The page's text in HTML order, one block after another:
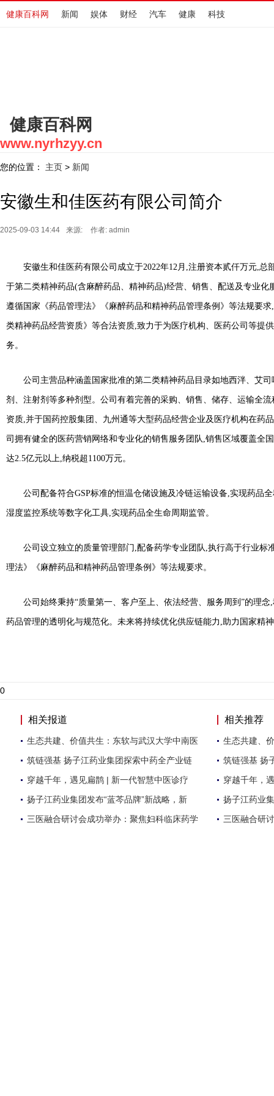
健康百科网 新闻 娱体 财经 汽车 健康 科技
健康百科网
www.nyrhzyy.cn
您的位置： 主页 > 新闻
安徽生和佳医药有限公司简介
2025-09-03 14:44 来源: 作者: admin
安徽生和佳医药有限公司成立于2022年12月,注册资本贰仟万元,总
于第二类精神药品(含麻醉药品、精神药品)经营、销售、配送及专业化
遵循国家《药品管理法》《麻醉药品和精神药品管理条例》等法规要
类精神药品经营资质》等合法资质,致力于为医疗机构、医药公司等提
务。
公司主营品种涵盖国家批准的第二类精神药品目录如地西泮、艾
剂、注射剂等多种剂型。公司有着完善的采购、销售、储存、运输全
资质,并于国药控股集团、九州通等大型药品经营企业及医疗机构在药
司拥有健全的医药营销网络和专业化的销售服务团队,销售区域覆盖全
达2.5亿元以上,纳税超1100万元。
公司配备符合GSP标准的恒温仓储设施及冷链运输设备,实现药品
湿度监控系统等数字化工具,实现药品全生命周期监管。
公司设立独立的质量管理部门,配备药学专业团队,执行高于行业标
理法》《麻醉药品和精神药品管理条例》等法规要求。
公司始终秉持“质量第一、客户至上、依法经营、服务周到”的理
药品管理的透明化与规范化。未来将持续优化供应链能力,助力国家精
0
相关报道
生态共建、价值共生：东软与武汉大学中南医
筑链强基 扬子江药业集团探索中药全产业链
穿越千年，遇见扁鹊 | 新一代智慧中医诊疗
扬子江药业集团发布“蓝芩品牌”新战略，新
三医融合研讨会成功举办：聚焦妇科临床药学
相关推荐
生态共建、
筑链强基 扬
穿越千年，
扬子江药业
三医融合研